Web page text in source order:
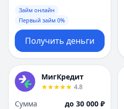
Займ онлайн
Первый займ 0%
Получить деньги
МигКредит
4.8
Сумма
до 30 000 ₽